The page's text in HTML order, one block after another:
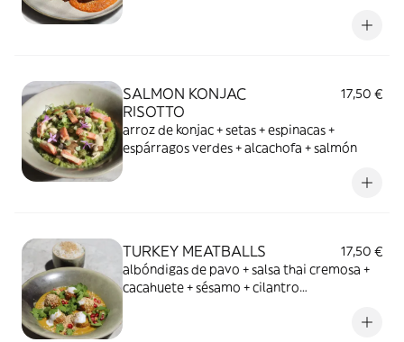
SALMON KONJAC
RISOTTO
17,50 €
arroz de konjac + setas + espinacas +
espárragos verdes + alcachofa + salmón
TURKEY MEATBALLS
17,50 €
albóndigas de pavo + salsa thai cremosa +
cacahuete + sésamo + cilantro